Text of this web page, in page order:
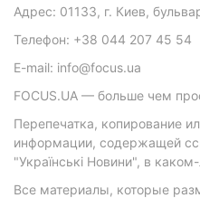
Адрес: 01133, г. Киев,
Телефон: +38 044 207 45 54
E-mail: info@focus.ua
FOCUS.UA — больше чем
Перепечатка, копирование
информации, содержащей
"Українські Новини", в
Все материалы, которые